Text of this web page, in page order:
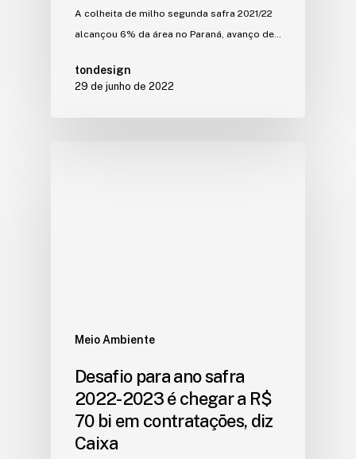
A colheita de milho segunda safra 2021/22
alcançou 6% da área no Paraná, avanço de…
tondesign
29 de junho de 2022
Meio Ambiente
Desafio para ano safra
2022-2023 é chegar a R$
70 bi em contratações, diz
Caixa